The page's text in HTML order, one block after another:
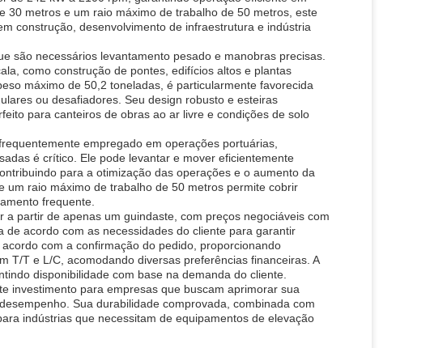
30 metros e um raio máximo de trabalho de 50 metros, este
construção, desenvolvimento de infraestrutura e indústria
são necessários levantamento pesado e manobras precisas.
como construção de pontes, edifícios altos e plantas
máximo de 50,2 toneladas, é particularmente favorecida
ou desafiadores. Seu design robusto e esteiras
para canteiros de obras ao ar livre e condições de solo
empregado em operações portuárias,
é crítico. Ele pode levantar e mover eficientemente
para a otimização das operações e o aumento da
um raio máximo de trabalho de 50 metros permite cobrir
frequente.
partir de apenas um guindaste, com preços negociáveis com
acordo com as necessidades do cliente para garantir
com a confirmação do pedido, proporcionando
T/T e L/C, acomodando diversas preferências financeiras. A
disponibilidade com base na demanda do cliente.
investimento para empresas que buscam aprimorar sua
Sua durabilidade comprovada, combinada com
indústrias que necessitam de equipamentos de elevação